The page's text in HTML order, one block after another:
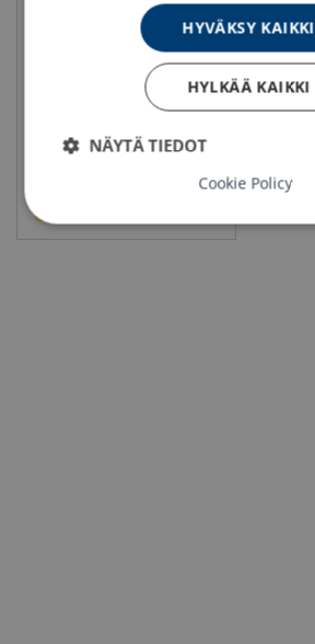
Taljojen tarkastukset HYVÄKSY KAIKKI
HYLKÄÄ KAIKKI
NÄYTÄ TIEDOT
Cookie Policy